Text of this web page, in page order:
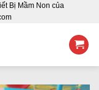
Bị Mầm Non của